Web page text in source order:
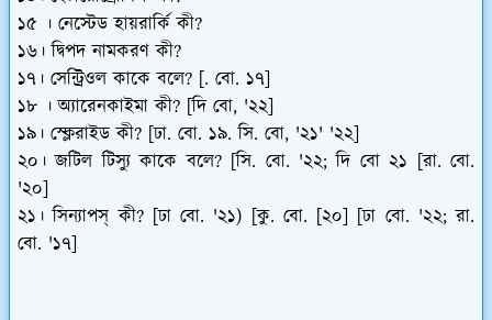
১৫ । নেস্টেড হায়রার্কি কী?
১৬। দ্বিপদ নামকরণ কী?
১৭। সেন্ট্রিওল কাকে বলে? [. বো. ১৭]
১৮ । অ্যারেনকাইমা কী? [দি বো, '২২]
১৯। স্ক্লেরাইড কী? [ঢা. বো. ১৯. সি. বো, '২১' '২২]
২০। জটিল টিস্যু কাকে বলে? [সি. বো. '২২; দি বো ২১ [রা. বো.
'২০]
২১। সিন্যাপস্ কী? [ঢা বো. '২১) [কু. বো. [২০] [ঢা বো. '২২; রা.
বো. '১৭]